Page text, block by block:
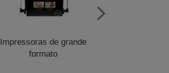
Impressoras de grande
formato